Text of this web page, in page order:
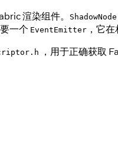
渲染组件。
ShadowNode
一个 EventEmitter ，它
，用于正确获取